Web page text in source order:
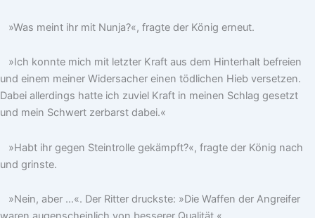
»Was meint ihr mit Nunja?«, fragte der König erneut.
»Ich konnte mich mit letzter Kraft aus dem Hinterhalt befreien
und einem meiner Widersacher einen tödlichen Hieb versetzen.
Dabei allerdings hatte ich zuviel Kraft in meinen Schlag gesetzt
und mein Schwert zerbarst dabei.«
»Habt ihr gegen Steintrolle gekämpft?«, fragte der König nach
und grinste.
»Nein, aber …«. Der Ritter druckste: »Die Waffen der Angreifer